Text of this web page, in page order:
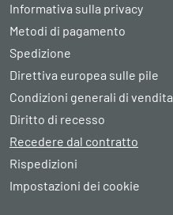
Informativa sulla privacy
Metodi di pagamento
Spedizione
Direttiva europea sulle pile
Condizioni generali di vendita
Diritto di recesso
Recedere dal contratto
Rispedizioni
Impostazioni dei cookie